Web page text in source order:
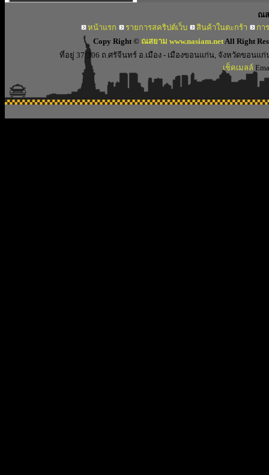
ณส
หน้าแรก
รายการสคริปต์เว็บ สินค้าในตะกร้า
กา
Copy Right © ณสยาม www.nasiam.netAll Right
ที่อยู่ 37/306 ถ.ศรัจีนทร์ อ.เมือง - เมืองขอนแก่น, จังหวัดขอนแก่
เช็คเมลล์